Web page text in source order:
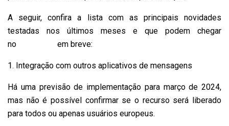
A seguir, confira a lista com as principais novidades
testadas nos últimos meses e que podem chegar
no
em breve:
1. Integração com outros aplicativos de mensagens
Há uma previsão de implementação para março de 2024,
mas não é possível confirmar se o recurso será liberado
para todos ou apenas usuários europeus.